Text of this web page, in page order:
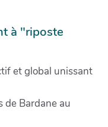
à "riposte
et global unissant
de Bardane au